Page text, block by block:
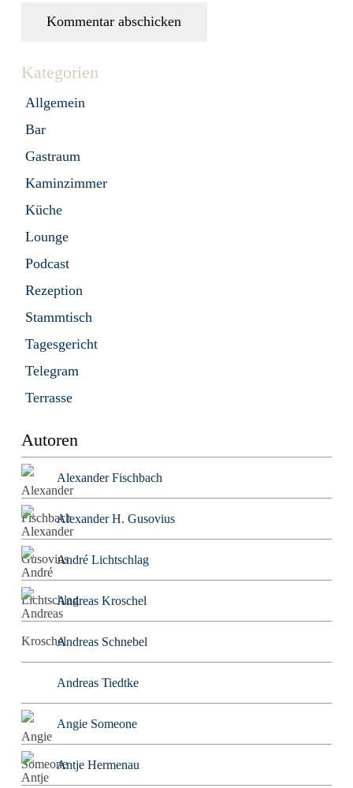
Kommentar abschicken
Kategorien
Allgemein
Bar
Gastraum
Kaminzimmer
Küche
Lounge
Podcast
Rezeption
Stammtisch
Tagesgericht
Telegram
Terrasse
Autoren
Alexander Fischbach
Alexander H. Gusovius
André Lichtschlag
Andreas Kroschel
Andreas Schnebel
Andreas Tiedtke
Angie Someone
Antje Hermenau